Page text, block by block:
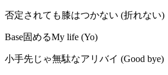
否定されても膝はつかない (折れない)
Base固めるMy life (Yo)
小手先じゃ無駄なアリバイ (Good bye)